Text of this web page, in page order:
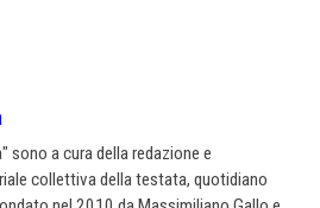
a cura della redazione e
collettiva della testata, quotidiano